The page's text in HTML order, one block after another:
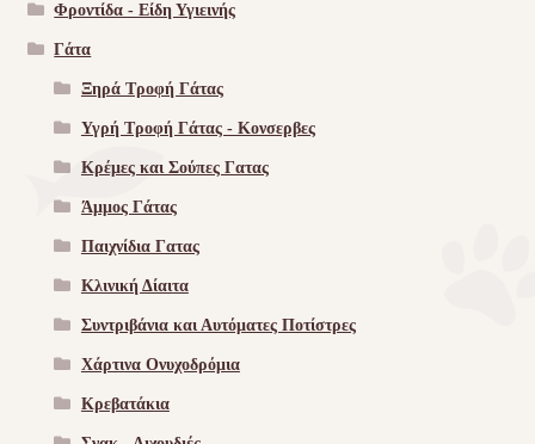
Φροντίδα - Είδη Υγιεινής
Γάτα
Ξηρά Τροφή Γάτας
Υγρή Τροφή Γάτας - Kονσερβες
Κρέμες και Σούπες Γατας
Άμμος Γάτας
Παιχνίδια Γατας
Κλινική Δίαιτα
Συντριβάνια και Αυτόματες Ποτίστρες
Χάρτινα Ονυχοδρόμια
Κρεβατάκια